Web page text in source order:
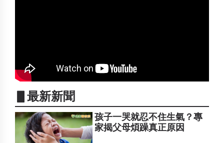
▋最新新聞
孩子一哭就忍不住生氣？專
家揭父母煩躁真正原因